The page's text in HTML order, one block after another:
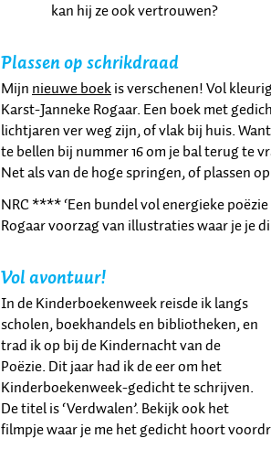
kan hij ze ook vertrouwen?
Plassen op schrikdraad
Mijnnieuwe boekis verschenen! Vol
Karst-Janneke Rogaar. Een boek met
lichtjaren ver weg zijn, of vlak bij huis.
te bellen bij nummer 16 om je bal terug te
Net als van de hoge springen, of plassen
NRC **** ‘Een bundel vol energieke
Rogaar voorzag van illustraties waar je je
Vol avontuur!
In de Kinderboekenweek reisde ik langs
scholen, boekhandels en bibliotheken, en
trad ik op bij de Kindernacht van de
Poëzie. Dit jaar had ik de eer om het
Kinderboekenweek-gedicht te schrijven.
De titel is ‘Verdwalen’. Bekijk ook het
filmpje waar je me het gedicht hoort